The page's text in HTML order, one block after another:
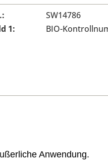
SW14786
1:
BIO-
Anwendung.